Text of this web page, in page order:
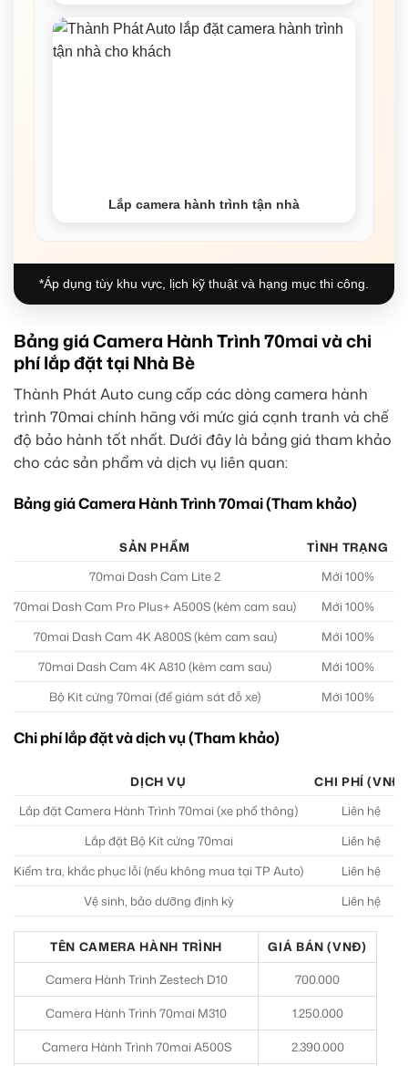
Lắp camera hành trình tận nhà
*Áp dụng tùy khu vực, lịch kỹ thuật và hạng mục thi công.
Bảng giá Camera Hành Trình 70mai và chi
phí lắp đặt tại Nhà Bè
Thành Phát Auto cung cấp các dòng camera hành
trình 70mai chính hãng với mức giá cạnh tranh và chế
độ bảo hành tốt nhất. Dưới đây là bảng giá tham khảo
cho các sản phẩm và dịch vụ liên quan:
Bảng giá Camera Hành Trình 70mai (Tham khảo)
SẢN PHẨM TÌNH TRẠNG
70mai Dash Cam Lite 2
Mới 100%
70mai Dash Cam Pro Plus+ A500S (kèm cam sau)
Mới 100%
70mai Dash Cam 4K A800S (kèm cam sau)
Mới 100%
70mai Dash Cam 4K A810 (kèm cam sau)
Mới 100%
Bộ Kit cứng 70mai (để giám sát đỗ xe)
Mới 100%
Chi phí lắp đặt và dịch vụ (Tham khảo)
DỊCH VỤ
CHI PHÍ (VNĐ)
Lắp đặt Camera Hành Trình 70mai (xe phổ thông)
Liên hệ
Lắp đặt Bộ Kit cứng 70mai
Liên hệ
Kiểm tra, khắc phục lỗi (nếu không mua tại TP Auto)
Liên hệ
Vệ sinh, bảo dưỡng định kỳ
Liên hệ
TÊN CAMERA HÀNH TRÌNH
GIÁ BÁN (VNĐ)
Camera Hành Trình Zestech D10
700.000
Camera Hành Trình 70mai M310 1.250.000
Camera Hành Trình 70mai A500S 2.390.000